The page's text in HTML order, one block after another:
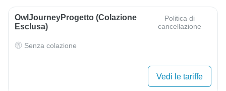
OwlJourneyProgetto (colazione
Esclusa)
Politica di
cancellazione
Senza colazione
Vedi le tariffe